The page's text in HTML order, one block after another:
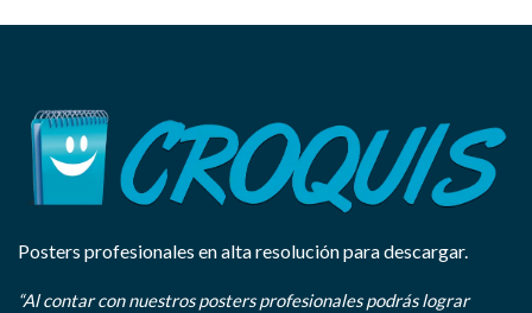
Posters profesionales en alta resolución para descargar.
“Al contar con nuestros posters profesionales podrás lograr